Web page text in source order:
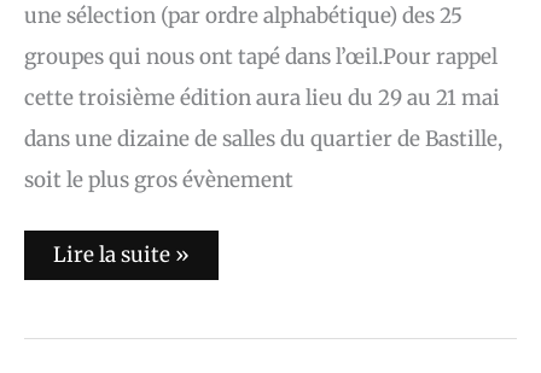
une sélection (par ordre alphabétique) des 25
groupes qui nous ont tapé dans l’œil.Pour rappel
cette troisième édition aura lieu du 29 au 21 mai
dans une dizaine de salles du quartier de Bastille,
soit le plus gros évènement
Lire la suite »